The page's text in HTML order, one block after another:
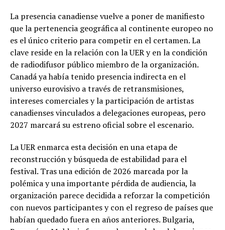
La presencia canadiense vuelve a poner de manifiesto
que la pertenencia geográfica al continente europeo no
es el único criterio para competir en el certamen. La
clave reside en la relación con la UER y en la condición
de radiodifusor público miembro de la organización.
Canadá ya había tenido presencia indirecta en el
universo eurovisivo a través de retransmisiones,
intereses comerciales y la participación de artistas
canadienses vinculados a delegaciones europeas, pero
2027 marcará su estreno oficial sobre el escenario.
La UER enmarca esta decisión en una etapa de
reconstrucción y búsqueda de estabilidad para el
festival. Tras una edición de 2026 marcada por la
polémica y una importante pérdida de audiencia, la
organización parece decidida a reforzar la competición
con nuevos participantes y con el regreso de países que
habían quedado fuera en años anteriores. Bulgaria,